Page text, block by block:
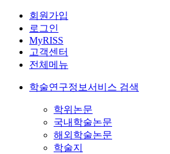
회원가입
로그인
MyRISS
고객센터
전체메뉴
학술연구정보서비스 검색
학위논문
국내학술논문
해외학술논문
학술지